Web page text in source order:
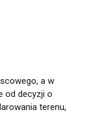
a w
od decyzji o
terenu,